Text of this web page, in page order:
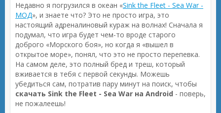
Недавно я погрузился в океан «Sink the Fleet - Sea War -
МОД», и знаете что? Это не просто игра, это
настоящий адреналиновый кураж на волнах! Сначала я
подумал, что игра будет чем-то вроде старого
доброго «Морского боя», но когда я «вышел в
открытое море», понял, что это не просто перепевка.
На самом деле, это полный бред и треш, который
вживается в тебя с первой секунды. Можешь
убедиться сам, потратив пару минут на поиск, чтобы
скачать Sink the Fleet - Sea War на Android - поверь,
не пожалеешь!